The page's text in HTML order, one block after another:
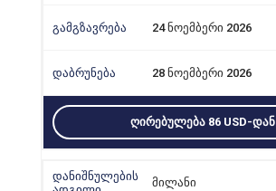
24 ნოემბერი 2026
28 ნოემბერი 2026
ᲦᲘᲠᲔᲑᲣᲚᲔᲑᲐ 86 USD-ᲓᲐᲜ
მილანი